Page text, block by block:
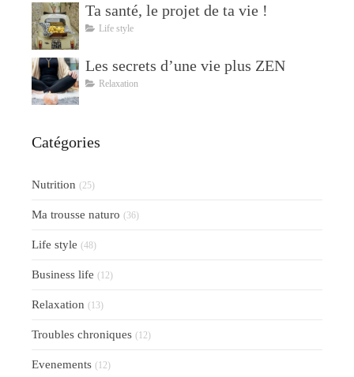
Ta santé, le projet de ta vie !
Life style
Les secrets d’une vie plus ZEN
Relaxation
Catégories
Nutrition (25)
Ma trousse naturo (36)
Life style (48)
Business life (12)
Relaxation (13)
Troubles chroniques (12)
Evenements (12)